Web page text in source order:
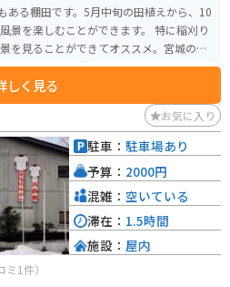
ある棚田です。5月中旬の田植えから、10
景を楽しむことができます。 特に稲刈り
を見ることができてオススメ。宮城の隠
にも人気の場所です。
しく見る
お気に入り
ミ1件）
駐車： 駐車場あり
予算： 2000円
混雑： 空いている
滞在： 1.5時間
施設： 屋内